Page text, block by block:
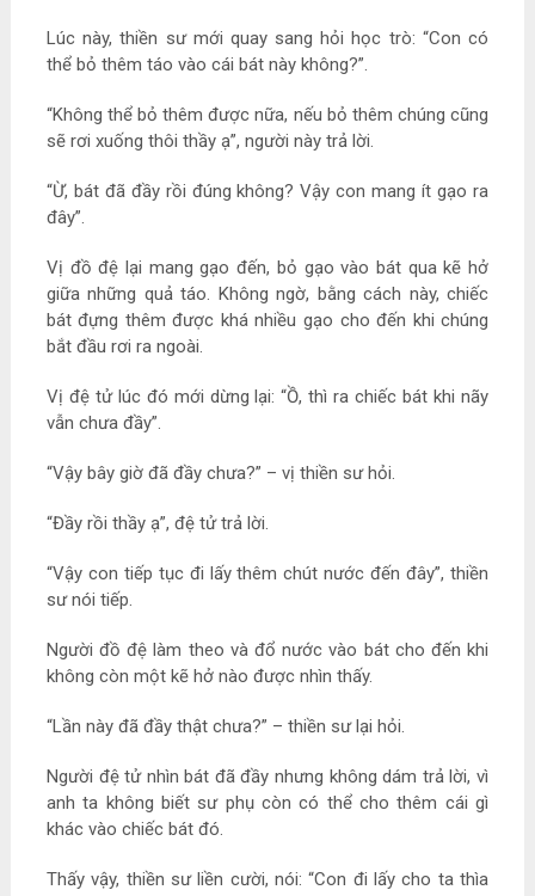
Lúc này, thiền sư mới quay sang hỏi học trò: “Con có
thể bỏ thêm táo vào cái bát này không?”.
“Không thể bỏ thêm được nữa, nếu bỏ thêm chúng cũng
sẽ rơi xuống thôi thầy ạ”, người này trả lời.
“Ừ, bát đã đầy rồi đúng không? Vậy con mang ít gạo ra
đây”.
Vị đồ đệ lại mang gạo đến, bỏ gạo vào bát qua kẽ hở
giữa những quả táo. Không ngờ, bằng cách này, chiếc
bát đựng thêm được khá nhiều gạo cho đến khi chúng
bắt đầu rơi ra ngoài.
Vị đệ tử lúc đó mới dừng lại: “Ồ, thì ra chiếc bát khi nãy
vẫn chưa đầy”.
“Vậy bây giờ đã đầy chưa?” – vị thiền sư hỏi.
“Đầy rồi thầy ạ”, đệ tử trả lời.
“Vậy con tiếp tục đi lấy thêm chút nước đến đây”, thiền
sư nói tiếp.
Người đồ đệ làm theo và đổ nước vào bát cho đến khi
không còn một kẽ hở nào được nhìn thấy.
“Lần này đã đầy thật chưa?” – thiền sư lại hỏi.
Người đệ tử nhìn bát đã đầy nhưng không dám trả lời, vì
anh ta không biết sư phụ còn có thể cho thêm cái gì
khác vào chiếc bát đó.
Thấy vậy, thiền sư liền cười, nói: “Con đi lấy cho ta thìa